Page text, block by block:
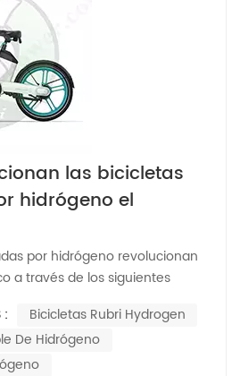
las bicicletas
hidrógeno el
por hidrógeno revolucionan
a través de los siguientes
impulsadas por hidrógeno
combustible, convirtiendo la
mediante pilas de co...
:
Bicicletas Rubri Hydrogen
De Hidrógeno